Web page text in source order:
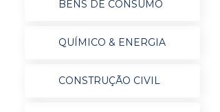
BENS DE CONSUMO
QUÍMICO & ENERGIA
CONSTRUÇÃO CIVIL